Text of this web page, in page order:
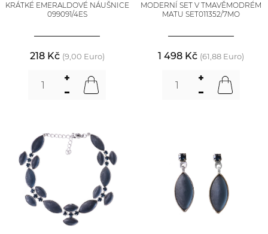
KRÁTKÉ EMERALDOVÉ NÁUŠNICE
099091/4ES
218 Kč (9,00 Euro)
MODERNÍ SET V TMAVĚMODRÉM
MATU SET011352/7MO
1 498 Kč (61,88 Euro)